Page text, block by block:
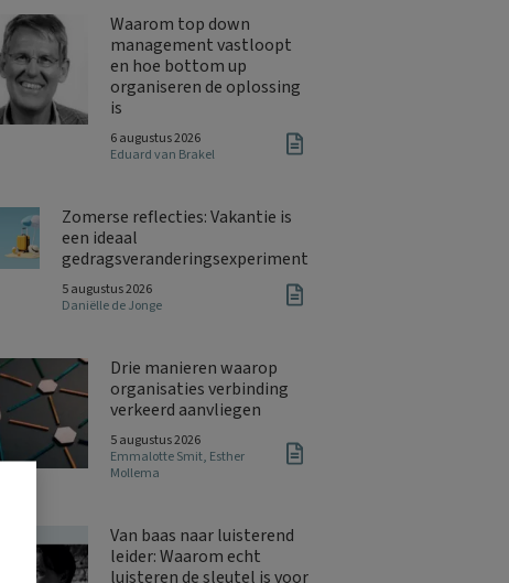
Waarom top down
management vastloopt
en hoe bottom up
organiseren de oplossing
is
6 augustus 2026
Eduard van Brakel
Zomerse reflecties: Vakantie is
een ideaal
gedragsveranderingsexperiment
5 augustus 2026
Daniëlle de Jonge
Drie manieren waarop
organisaties verbinding
verkeerd aanvliegen
5 augustus 2026
Emmalotte Smit, Esther
Mollema
Van baas naar luisterend
leider: Waarom echt
luisteren de sleutel is voor